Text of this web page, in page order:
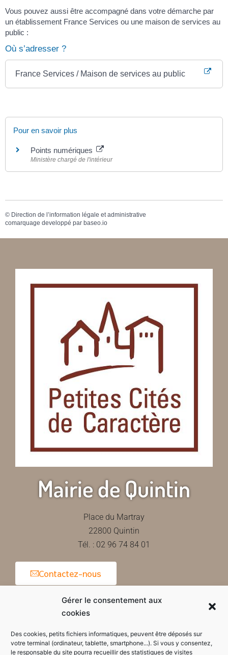
Gérer le consentement aux
cookies
Des cookies, petits fichiers informatiques, peuvent être déposés sur
votre terminal (ordinateur, tablette, smartphone...). Si vous y consentez,
le responsable du site pourra recueillir des statistiques de visites
Vous pouvez aussi être accompagné dans votre démarche par
un établissement France Services ou une maison de services au
public :
Où s’adresser ?
France Services / Maison de services au public
Pour en savoir plus
Points numériques
Ministère chargé de l'intérieur
© Direction de l’information légale et administrative
comarquage developpé par baseo.io
Mairie de Quintin
Place du Martray
22800 Quintin
Tél. : 02 96 74 84 01
Contactez-nous
Horaires d'ouverture de la mairie